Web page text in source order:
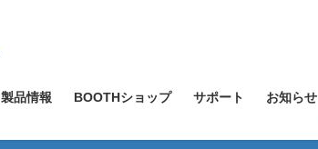
製品情報 BOOTHショップ サポート お知らせ